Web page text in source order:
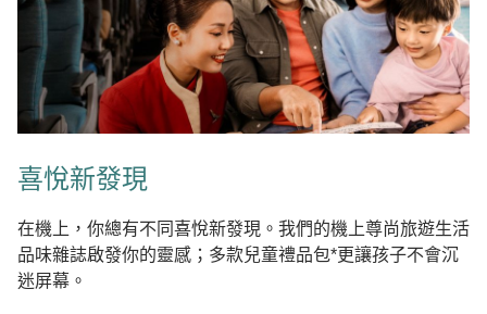
喜悅新發現
在機上，你總有不同喜悅新發現。我們的機上尊尚旅遊生活
品味雜誌啟發你的靈感；多款兒童禮品包*更讓孩子不會沉
迷屏幕。